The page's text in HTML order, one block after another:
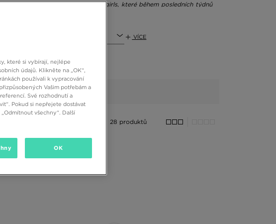
stylově. V jejích stopách jdou it-girls, které během posledních týdnů
– skvěle ladí se street styleovými outfity.
kombinací jsou bílé ponožky Nike a tenisky nebo oversize sneakers-
i k polarizujícím outfitům, které můžeme vidět na ulicích největších
Jak zvládnout takové silné kombinace? Nejlepší je pohrát si s
se stejně světlým vrškem, například bílým tričkem nebo bílou
klasiku s moderními trendy. V interiérovém designu tvoří základ
ale i prázdnoty.”
stylu a v každé dekádě. Skvěle vypadá ve sportovních soupravách,
doplňky.Bílé tričko, modré džíny, černý pásek a bílé ponožky, a máte
VÍCE
28 produktů
které si vybírají, nejlépe
údajů. Klikněte na „OK“,
používali k vypracování
Vašim potřebám a
Své rozhodnutí a
Pokud si nepřejete dostávat
všechny“. Další
OK